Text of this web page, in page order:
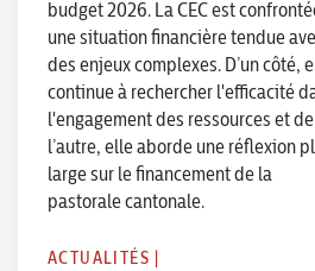
budget 2026. La CEC est
une situation financière tendue
des enjeux complexes. D’un côté,
continue à rechercher l'efficacité
l'engagement des ressources et de
l’autre, elle aborde une réflexion
large sur le financement de la
pastorale cantonale.
ACTUALITÉS |